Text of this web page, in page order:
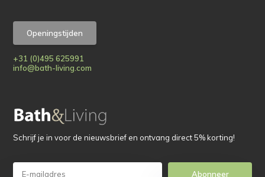
Openingstijden
+31 (0)495 625991
info@bath-living.com
Schrijf je in voor de nieuwsbrief en ontvang direct 5% korting!
Abonneer